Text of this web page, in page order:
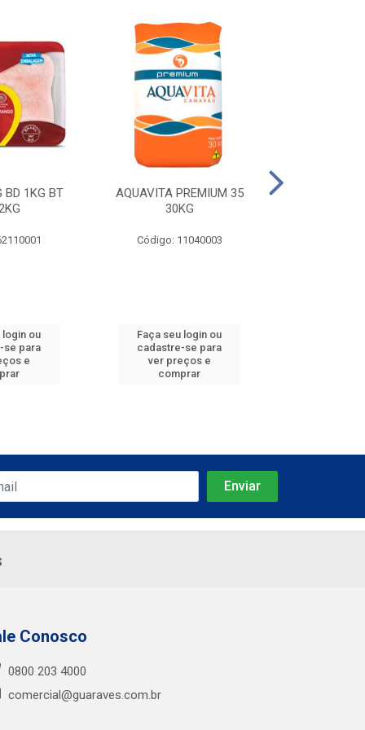
BD 1KG BT
login ou
se para
e
AQUAVITA PREMIUM 35
30KG
Código: 11040003
Faça seu login ou
cadastre-se para
ver preços e
comprar
Conosco
0800 203 4000
comercial@guaraves.com.br